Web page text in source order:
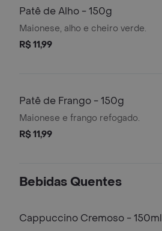
Patê de Alho - 150g
Maionese, alho e cheiro verde.
R$ 11,99
Patê de Frango - 150g
Maionese e frango refogado.
R$ 11,99
Bebidas Quentes
Cappuccino Cremoso - 150ml